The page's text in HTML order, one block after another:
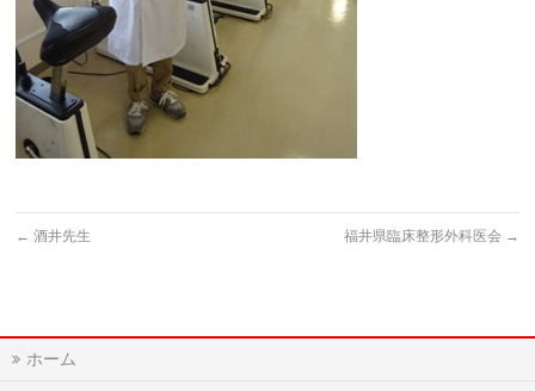
← 酒井先生 福井県臨床整形外科医会 →
ホーム